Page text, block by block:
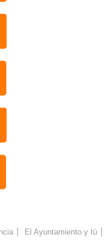
El Ayuntamiento y tú